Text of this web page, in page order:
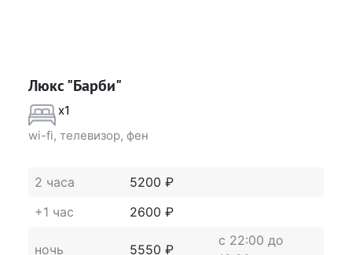
Люкс "Барби"
x1
wi-fi, телевизор, фен
2 часа
5200 ₽
+1 час
2600 ₽
ночь 5550 ₽
c 22:00 до